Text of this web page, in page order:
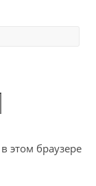
этом браузере